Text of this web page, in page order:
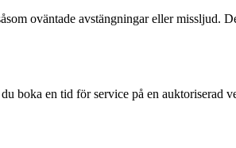
oväntade avstängningar eller
boka en tid för service på en